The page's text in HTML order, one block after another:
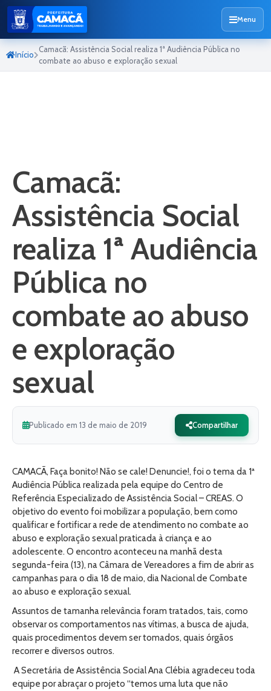
Menu
Início
Camacã: Assistência Social realiza 1ª Audiência Pública no
combate ao abuso e exploração sexual
Camacã:
Assistência Social
realiza 1ª Audiência
Pública no
combate ao abuso
e exploração
sexual
Publicado em 13 de maio de 2019 Compartilhar
CAMACÃ, Faça bonito! Não se cale! Denuncie!, foi o tema da 1ª
Audiência Pública realizada pela equipe do Centro de
Referência Especializado de Assistência Social – CREAS. O
objetivo do evento foi mobilizar a população, bem como
qualificar e fortificar a rede de atendimento no combate ao
abuso e exploração sexual praticada à criança e ao
adolescente. O encontro aconteceu na manhã desta
segunda-feira (13), na Câmara de Vereadores a fim de abrir as
campanhas para o dia 18 de maio, dia Nacional de Combate
ao abuso e exploração sexual.
Assuntos de tamanha relevância foram tratados, tais, como
observar os comportamentos nas vítimas, a busca de ajuda,
quais procedimentos devem ser tomados, quais órgãos
recorrer e diversos outros.
A Secretária de Assistência Social Ana Clébia agradeceu toda
equipe por abraçar o projeto “temos uma luta que não